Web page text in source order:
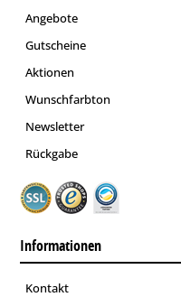
Angebote
Gutscheine
Aktionen
Wunschfarbton
Newsletter
Rückgabe
Informationen
Kontakt